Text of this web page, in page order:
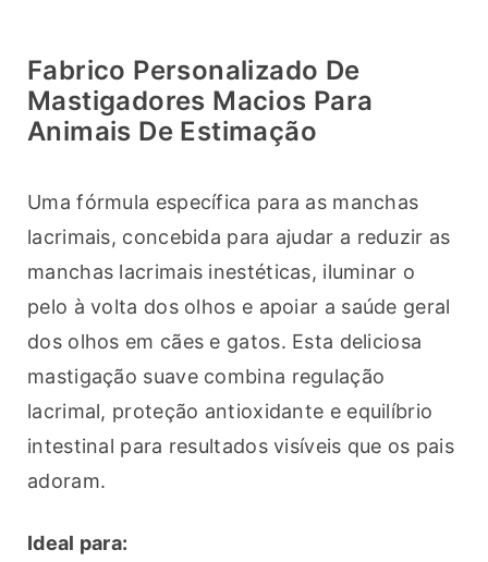
Fabrico Personalizado De
Mastigadores Macios Para
Animais De Estimação
Uma fórmula específica para as manchas
lacrimais, concebida para ajudar a reduzir as
manchas lacrimais inestéticas, iluminar o
pelo à volta dos olhos e apoiar a saúde geral
dos olhos em cães e gatos. Esta deliciosa
mastigação suave combina regulação
lacrimal, proteção antioxidante e equilíbrio
intestinal para resultados visíveis que os pais
adoram.
Ideal para: